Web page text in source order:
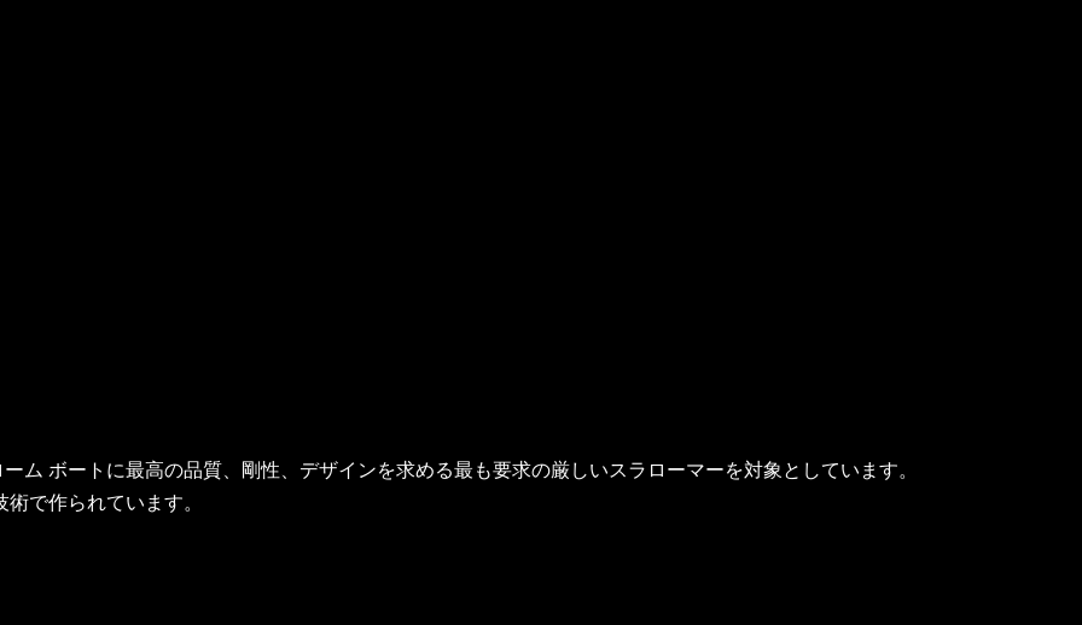
ム ボートに最高の品質、剛性、デザインを求める最も要求の厳しいスラローマーを対象としています。
で作られています。